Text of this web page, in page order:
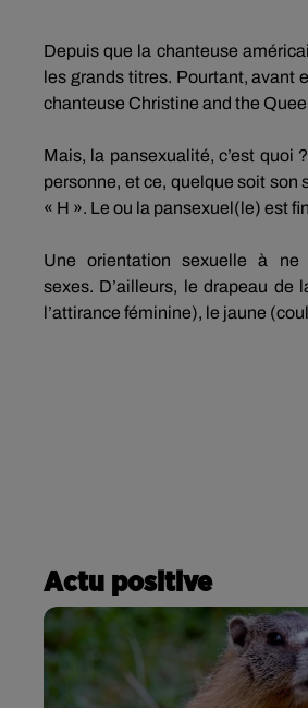
Depuis que la chanteuse
les grands titres. Pourtant, avant
chanteuse Christine and the
Mais, la pansexualité, c’est quoi ?
personne, et ce, quelque soit son
« H ». Le ou la pansexuel(le) est
Une orientation sexuelle à
sexes. D’ailleurs, le drapeau de
l’attirance féminine), le jaune
Actu positive